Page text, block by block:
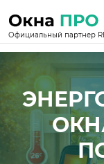
Официальный партнер